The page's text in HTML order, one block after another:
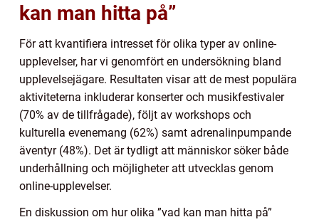
kan man hitta på”
För att kvantifiera intresset för olika typer av online-
upplevelser, har vi genomfört en undersökning bland
upplevelsejägare. Resultaten visar att de mest populära
aktiviteterna inkluderar konserter och musikfestivaler
(70% av de tillfrågade), följt av workshops och
kulturella evenemang (62%) samt adrenalinpumpande
äventyr (48%). Det är tydligt att människor söker både
underhållning och möjligheter att utvecklas genom
online-upplevelser.
En diskussion om hur olika ”vad kan man hitta på”